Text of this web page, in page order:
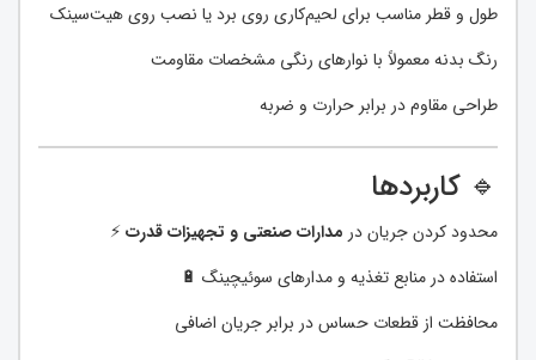
طول و قطر مناسب برای لحیم‌کاری روی برد یا نصب روی هیت‌سینک
رنگ بدنه معمولاً با نوارهای رنگی مشخصات مقاومت
طراحی مقاوم در برابر حرارت و ضربه
🔹 کاربردها
محدود کردن جریان در مدارات صنعتی و تجهیزات قدرت ⚡
استفاده در منابع تغذیه و مدارهای سوئیچینگ 🔋
محافظت از قطعات حساس در برابر جریان اضافی